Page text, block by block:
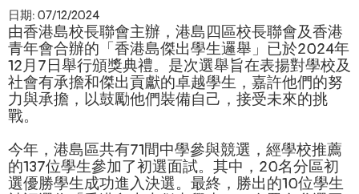
日期: 07/12/2024
由香港島校長聯會主辦，港島四區校長聯會及香港
青年會合辦的「香港島傑出學生邏舉」已於2024年
12月7日舉行頒獎典禮。是次選舉旨在表揚對學校及
社會有承擔和傑出貢獻的卓越學生，嘉許他們的努
力與承擔，以鼓勵他們裝備自己，接受未來的挑
戰。
今年，港島區共有71間中學參與競選，經學校推薦
的137位學生參加了初選面試。其中，20名分區初
選優勝學生成功進入決選。最終，勝出的10位學生